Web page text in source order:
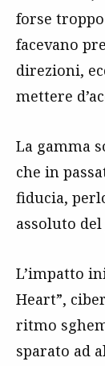
forse
facevano
direzioni,
mettere
La gamma
che in
fiducia,
assoluto
L’impatto
Heart”,
ritmo
sparato ad